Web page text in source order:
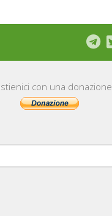
con una donazione